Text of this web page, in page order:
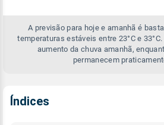
A previsão para hoje e amanhã é
temperaturas estáveis entre 23°C e
aumento da chuva amanhã,
permanecem
Índices